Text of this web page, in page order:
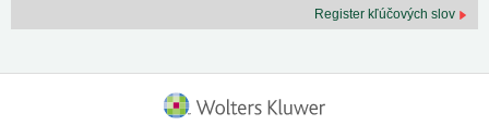
Register kľúčových slov